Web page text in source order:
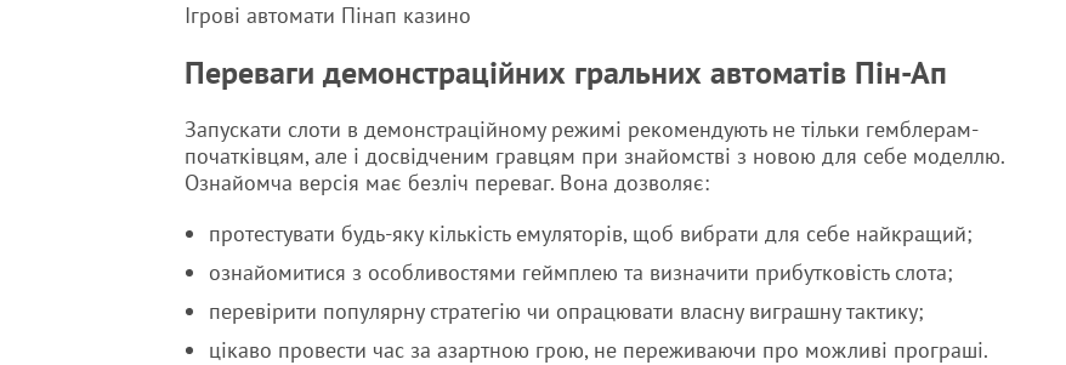
Ігрові автомати Пінап казино
Переваги демонстраційних гральних автоматів Пін-Ап
Запускати слоти в демонстраційному режимі рекомендують не тільки гемблерам-
початківцям, але і досвідченим гравцям при знайомстві з новою для себе моделлю.
Ознайомча версія має безліч переваг. Вона дозволяє:
протестувати будь-яку кількість емуляторів, щоб вибрати для себе найкращий;
ознайомитися з особливостями геймплею та визначити прибутковість слота;
перевірити популярну стратегію чи опрацювати власну виграшну тактику;
цікаво провести час за азартною грою, не переживаючи про можливі програші.